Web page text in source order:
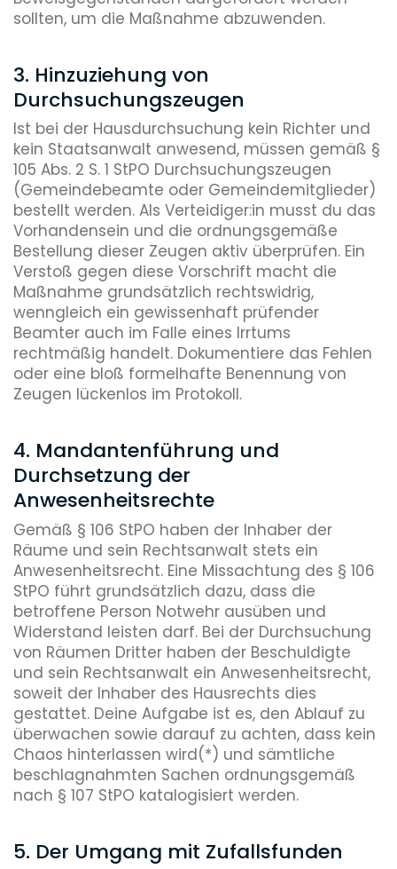
sollten, um die Maßnahme abzuwenden.
3. Hinzuziehung von
Durchsuchungszeugen
Ist bei der Hausdurchsuchung kein Richter und
kein Staatsanwalt anwesend, müssen gemäß §
105 Abs. 2 S. 1 StPO Durchsuchungszeugen
(Gemeindebeamte oder Gemeindemitglieder)
bestellt werden. Als Verteidiger:in musst du das
Vorhandensein und die ordnungsgemäße
Bestellung dieser Zeugen aktiv überprüfen. Ein
Verstoß gegen diese Vorschrift macht die
Maßnahme grundsätzlich rechtswidrig,
wenngleich ein gewissenhaft prüfender
Beamter auch im Falle eines Irrtums
rechtmäßig handelt. Dokumentiere das Fehlen
oder eine bloß formelhafte Benennung von
Zeugen lückenlos im Protokoll.
4. Mandantenführung und
Durchsetzung der
Anwesenheitsrechte
Gemäß § 106 StPO haben der Inhaber der
Räume und sein Rechtsanwalt stets ein
Anwesenheitsrecht. Eine Missachtung des § 106
StPO führt grundsätzlich dazu, dass die
betroffene Person Notwehr ausüben und
Widerstand leisten darf. Bei der Durchsuchung
von Räumen Dritter haben der Beschuldigte
und sein Rechtsanwalt ein Anwesenheitsrecht,
soweit der Inhaber des Hausrechts dies
gestattet. Deine Aufgabe ist es, den Ablauf zu
überwachen sowie darauf zu achten, dass kein
Chaos hinterlassen wird(*) und sämtliche
beschlagnahmten Sachen ordnungsgemäß
nach § 107 StPO katalogisiert werden.
5. Der Umgang mit Zufallsfunden